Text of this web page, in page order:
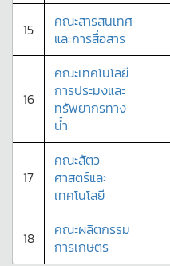
15
คณะสารสนเทศ
และการสื่อสาร
16
คณะเทคโนโลยี
การประมงและ
ทรัพยากรทาง
น้ำ
17
คณะสัตว
ศาสตร์และ
เทคโนโลยี
18
คณะผลิตกรรม
การเกษตร